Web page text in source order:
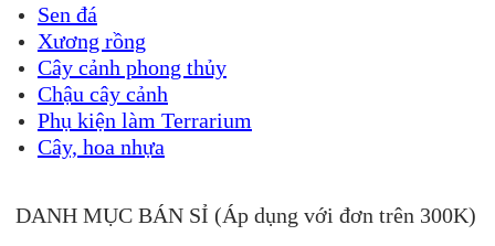
Sen đá
Xương rồng
Cây cảnh phong thủy
Chậu cây cảnh
Phụ kiện làm Terrarium
Cây, hoa nhựa
DANH MỤC BÁN SỈ (Áp dụng với đơn trên 300K)